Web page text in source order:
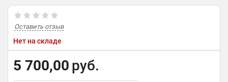
Оставить отзыв
Нет на складе
5 700,00 руб.